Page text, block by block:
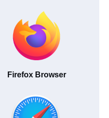
Firefox Browser